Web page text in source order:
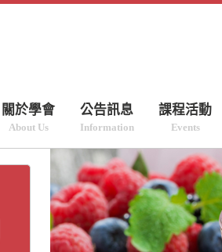
關於學會
About Us
公告訊息
Information
課程活動
Events